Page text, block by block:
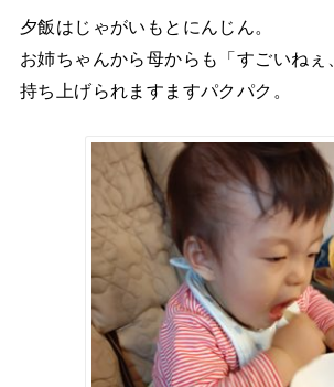
夕飯はじゃがいもとにんじん。
お姉ちゃんから母からも「すごいねぇ
持ち上げられますますパクパク。